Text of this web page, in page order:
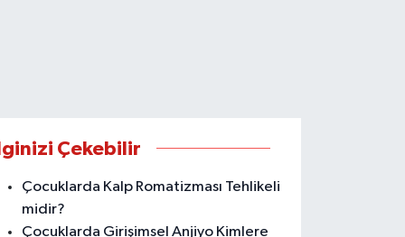
Çekebilir
Çocuklarda Kalp Romatizması Tehlikeli
midir?
Çocuklarda Girişimsel Anjiyo Kimlere